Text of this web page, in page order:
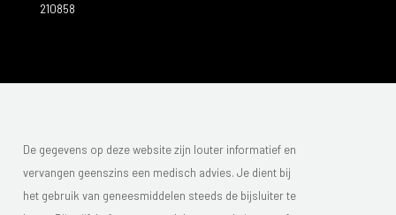
210858
De gegevens op deze website zijn louter informatief en
vervangen geenszins een medisch advies. Je dient bij
het gebruik van geneesmiddelen steeds de bijsluiter te